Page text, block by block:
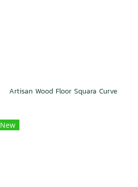
Artisan Wood Floor Squara Curve
New